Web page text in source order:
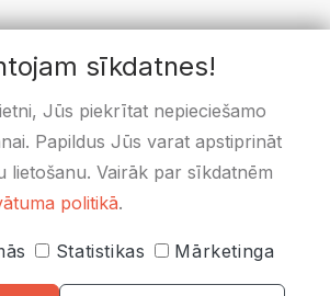
LV36UNLA0050000596171
LV58HABA0551020433478
sīkdatnes!
Jūs piekrītat nepieciešamo
Papildus Jūs varat apstiprināt
lietošanu. Vairāk par sīkdatnēm
politikā.
Statistikas Mārketinga